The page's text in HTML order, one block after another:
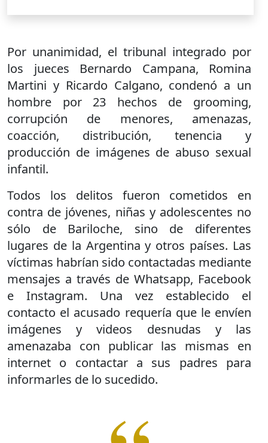
Por unanimidad, el tribunal integrado por
los jueces Bernardo Campana, Romina
Martini y Ricardo Calgano, condenó a un
hombre por 23 hechos de grooming,
corrupción de menores, amenazas,
coacción, distribución, tenencia y
producción de imágenes de abuso sexual
infantil.
Todos los delitos fueron cometidos en
contra de jóvenes, niñas y adolescentes no
sólo de Bariloche, sino de diferentes
lugares de la Argentina y otros países. Las
víctimas habrían sido contactadas mediante
mensajes a través de Whatsapp, Facebook
e Instagram. Una vez establecido el
contacto el acusado requería que le envíen
imágenes y videos desnudas y las
amenazaba con publicar las mismas en
internet o contactar a sus padres para
informarles de lo sucedido.